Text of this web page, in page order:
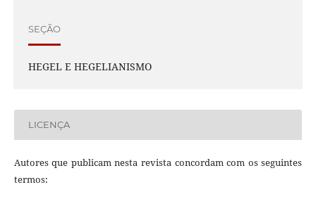
SEÇÃO
HEGEL E HEGELIANISMO
LICENÇA
Autores que publicam nesta revista concordam com os seguintes
termos: